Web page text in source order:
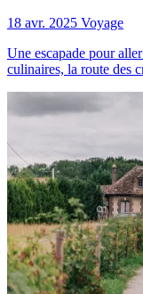
18 avr. 2025 Voyage
Une escapade pour
culinaires, la route des